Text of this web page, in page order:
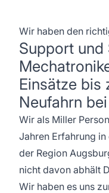
Wir haben den
Support
Einsätze bis
Neufahrn
Wir als Miller
Jahren Erfahrung
der Region
nicht davon abhält
Wir haben es uns